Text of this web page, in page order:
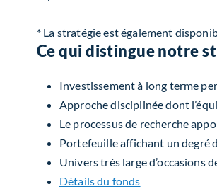
* La stratégie est également
Ce qui distingue notre
Investissement à long terme
Approche disciplinée dont
Le processus de recherche
Portefeuille affichant un degré
Univers très large d’occasions
Détails du fonds